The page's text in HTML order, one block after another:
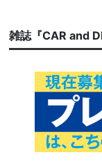
雑誌『CAR and